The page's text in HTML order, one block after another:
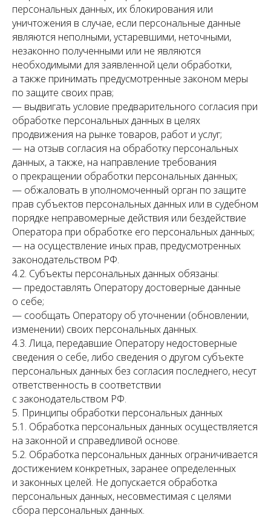
персональных данных, их блокирования или
уничтожения в случае, если персональные данные
являются неполными, устаревшими, неточными,
незаконно полученными или не являются
необходимыми для заявленной цели обработки,
а также принимать предусмотренные законом меры
по защите своих прав;
— выдвигать условие предварительного согласия при
обработке персональных данных в целях
продвижения на рынке товаров, работ и услуг;
— на отзыв согласия на обработку персональных
данных, а также, на направление требования
о прекращении обработки персональных данных;
— обжаловать в уполномоченный орган по защите
прав субъектов персональных данных или в судебном
порядке неправомерные действия или бездействие
Оператора при обработке его персональных данных;
— на осуществление иных прав, предусмотренных
законодательством РФ.
4.2. Субъекты персональных данных обязаны:
— предоставлять Оператору достоверные данные
о себе;
— сообщать Оператору об уточнении (обновлении,
изменении) своих персональных данных.
4.3. Лица, передавшие Оператору недостоверные
сведения о себе, либо сведения о другом субъекте
персональных данных без согласия последнего, несут
ответственность в соответствии
с законодательством РФ.
5. Принципы обработки персональных данных
5.1. Обработка персональных данных осуществляется
на законной и справедливой основе.
5.2. Обработка персональных данных ограничивается
достижением конкретных, заранее определенных
и законных целей. Не допускается обработка
персональных данных, несовместимая с целями
сбора персональных данных.